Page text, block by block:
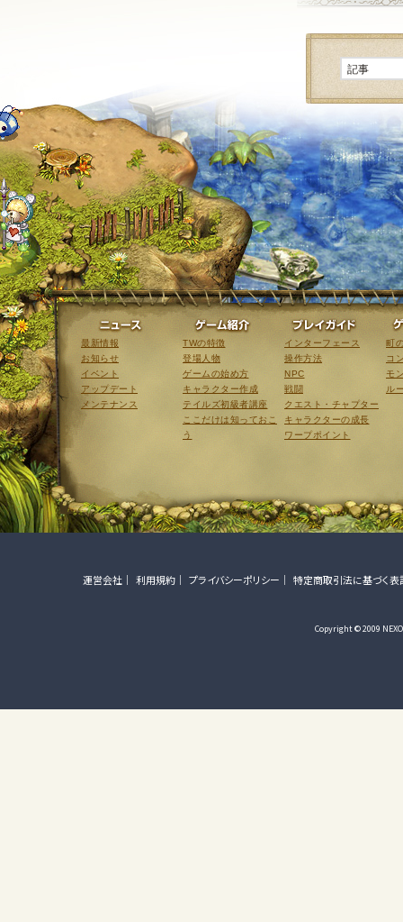
ニュース
最新情報
お知らせ
イベント
アップデート
メンテナンス
ゲーム紹介
TWの特徴
登場人物
ゲームの始め方
キャラクター作成
テイルズ初級者講座
ここだけは知っておこ
う
インターフェース
操作方法
NPC
戦闘
クエスト・チャプター
キャラクターの成長
ワープポイント
町
コ
モ
ル
運営会社 利用規約 プライバシーポリシー 特定商取引法に基づく表
Copyright © 2009